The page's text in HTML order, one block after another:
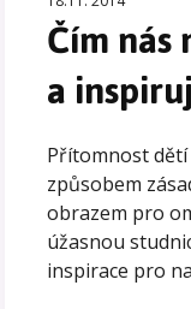
Čím
a
Přítomnost dětí
způsobem
obrazem pro
úžasnou
inspirace pro